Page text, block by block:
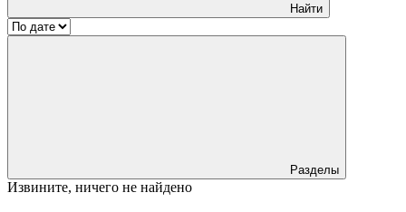
Найти
Разделы
Извините, ничего не найдено